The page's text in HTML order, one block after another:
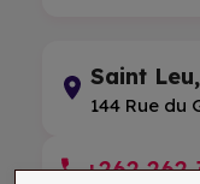
Saint
144 Rue du
+262 262